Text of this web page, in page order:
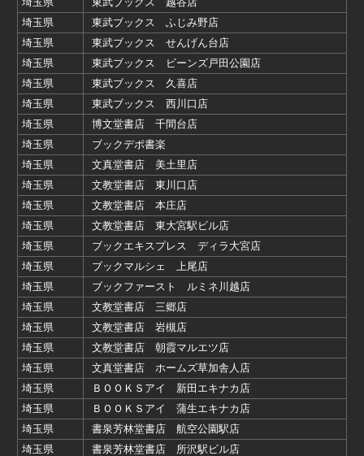
埼玉県
東武ブックス ふじみ野店
埼玉県
東武ブックス せんげん台店
埼玉県
東武ブックス ビーンズ戸田公園店
埼玉県
東武ブックス 久喜店
埼玉県
東武ブックス 西川口店
埼玉県
博文堂書店 千間台店
埼玉県
ブックデポ書楽
埼玉県
文真堂書店 美土里店
埼玉県
文教堂書店 東川口店
埼玉県
文教堂書店 本庄店
埼玉県
文教堂書店 東大宮駅ビル店
埼玉県
ブックエキスプレス ディラ大宮店
埼玉県
ブックマルシェ 上尾店
埼玉県
ブックファースト ルミネ川越店
埼玉県
文教堂書店 三郷店
埼玉県
文教堂書店 岩槻店
埼玉県
文教堂書店 朝霞マルエツ店
埼玉県
文真堂書店 ホームズ草加舎人店
埼玉県
ＢＯＯＫＳアイ 新田エキナカ店
埼玉県
ＢＯＯＫＳアイ 蒲生エキナカ店
埼玉県
書泉芳林堂書店 航空公園駅店
埼玉県
書泉芳林堂書店 所沢駅ビル店